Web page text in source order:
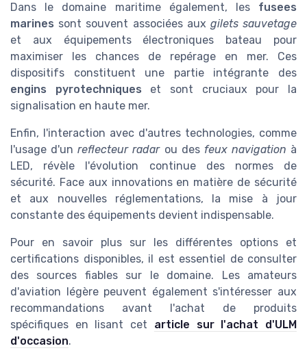
Dans le domaine maritime également, les fusees
marines sont souvent associées aux gilets sauvetage
et aux équipements électroniques bateau pour
maximiser les chances de repérage en mer. Ces
dispositifs constituent une partie intégrante des
engins pyrotechniques et sont cruciaux pour la
signalisation en haute mer.
Enfin, l'interaction avec d'autres technologies, comme
l'usage d'unreflecteur radarou des feux navigation à
LED, révèle l'évolution continue des normes de
sécurité. Face aux innovations en matière de sécurité
et aux nouvelles réglementations, la mise à jour
constante des équipements devient indispensable.
Pour en savoir plus sur les différentes options et
certifications disponibles, il est essentiel de consulter
des sources fiables sur le domaine. Les amateurs
d'aviation légère peuvent également s'intéresser aux
recommandations avant l'achat de produits
spécifiques en lisant cet article sur l'achat d'ULM
d'occasion.